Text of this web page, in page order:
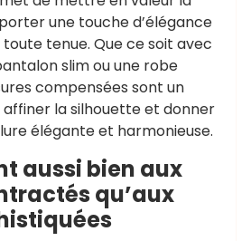
une touche d’élégance
tenue. Que ce soit avec
slim ou une robe
compensées sont un
la silhouette et donner
élégante et harmonieuse.
aussi bien aux
qu’aux